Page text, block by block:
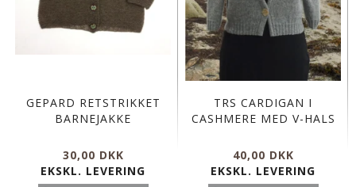
GEPARD RETSTRIKKET
BARNEJAKKE
30,00 DKK
EKSKL. LEVERING
TRS CARDIGAN I
CASHMERE MED V-HALS
40,00 DKK
EKSKL. LEVERING